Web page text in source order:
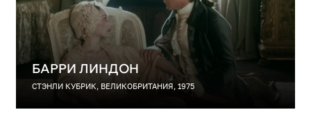
БАРРИ ЛИНДОН
СТЭНЛИ КУБРИК, ВЕЛИКОБРИТАНИЯ, 1975